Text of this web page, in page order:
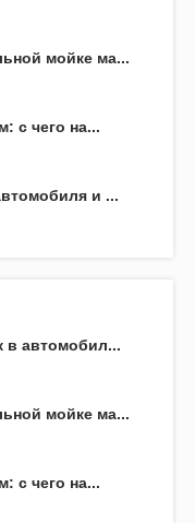
мойке ма...
с чего на...
и ...
в автомобил...
мойке ма...
с чего на...